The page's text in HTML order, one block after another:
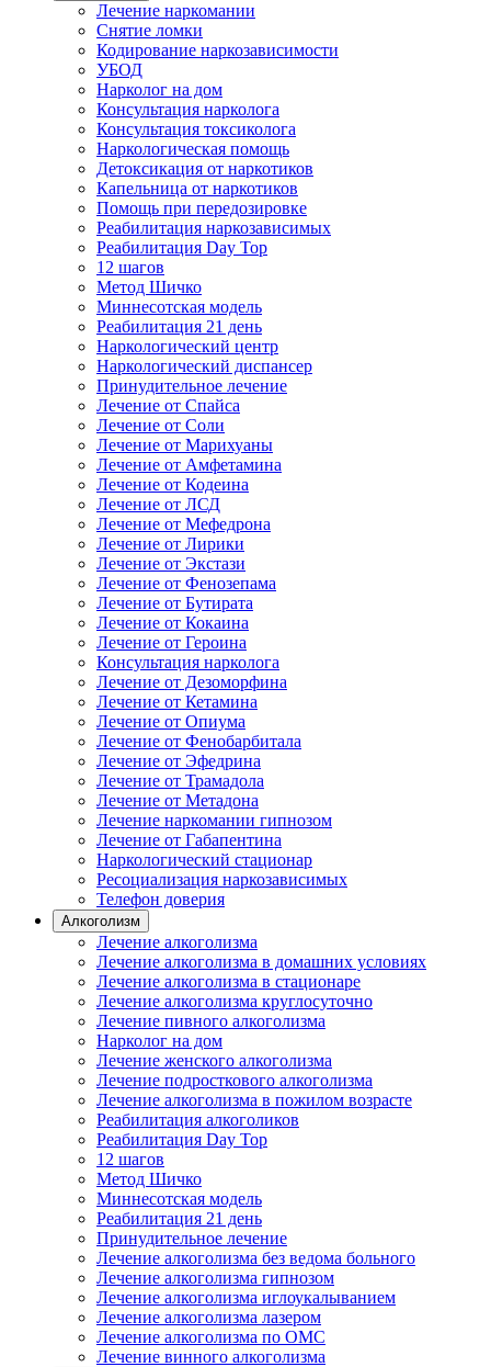
Лечение наркомании
Снятие ломки
Кодирование наркозависимости
УБОД
Нарколог на дом
Консультация нарколога
Консультация токсиколога
Наркологическая помощь
Детоксикация от наркотиков
Капельница от наркотиков
Помощь при передозировке
Реабилитация наркозависимых
Реабилитация Day Top
12 шагов
Метод Шичко
Миннесотская модель
Реабилитация 21 день
Наркологический центр
Наркологический диспансер
Принудительное лечение
Лечение от Спайса
Лечение от Соли
Лечение от Марихуаны
Лечение от Амфетамина
Лечение от Кодеина
Лечение от ЛСД
Лечение от Мефедрона
Лечение от Лирики
Лечение от Экстази
Лечение от Фенозепама
Лечение от Бутирата
Лечение от Кокаина
Лечение от Героина
Консультация нарколога
Лечение от Дезоморфина
Лечение от Кетамина
Лечение от Опиума
Лечение от Фенобарбитала
Лечение от Эфедрина
Лечение от Трамадола
Лечение от Метадона
Лечение наркомании гипнозом
Лечение от Габапентина
Наркологический стационар
Ресоциализация наркозависимых
Телефон доверия
Алкоголизм
Лечение алкоголизма
Лечение алкоголизма в домашних условиях
Лечение алкоголизма в стационаре
Лечение алкоголизма круглосуточно
Лечение пивного алкоголизма
Нарколог на дом
Лечение женского алкоголизма
Лечение подросткового алкоголизма
Лечение алкоголизма в пожилом возрасте
Реабилитация алкоголиков
Реабилитация Day Top
12 шагов
Метод Шичко
Миннесотская модель
Реабилитация 21 день
Принудительное лечение
Лечение алкоголизма без ведома больного
Лечение алкоголизма гипнозом
Лечение алкоголизма иглоукалыванием
Лечение алкоголизма лазером
Лечение алкоголизма по ОМС
Лечение винного алкоголизма